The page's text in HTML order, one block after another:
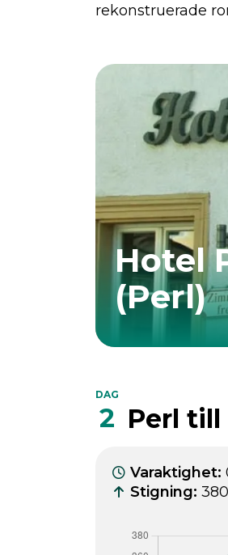
rekonstruerade
Hotel
(Perl)
DAG
2 Perl till
Varaktighet:
Stigning: